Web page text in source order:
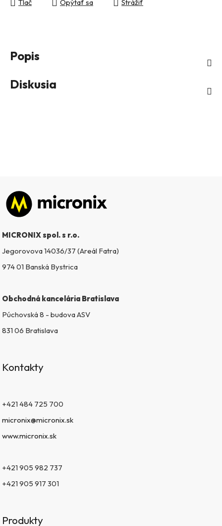
Tlač Opýtať sa Strážiť
Popis
Diskusia
Zápätie
MICRONIX spol. s r.o.
Jegorovova 14036/37 (Areál Fatra)
974 01 Banská Bystrica
Obchodná kancelária Bratislava
Púchovská 8 - budova ASV
831 06 Bratislava
Kontakty
+421 484 725 700
micronix@micronix.sk
www.micronix.sk
+421 905 982 737
+421 905 917 301
Produkty